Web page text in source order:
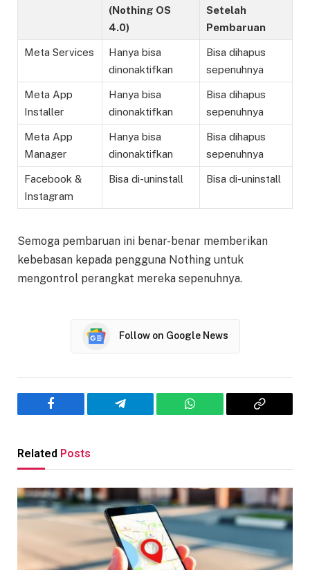
(Nothing OS
4.0)
Setelah
Pembaruan
Meta Services
Hanya bisa
dinonaktifkan
Bisa dihapus
sepenuhnya
Meta App
Installer
Hanya bisa
dinonaktifkan
Bisa dihapus
sepenuhnya
Meta App
Manager
Hanya bisa
dinonaktifkan
Bisa dihapus
sepenuhnya
Facebook &
Instagram
Bisa di-uninstall Bisa di-uninstall
Semoga pembaruan ini benar-benar memberikan
kebebasan kepada pengguna Nothing untuk
mengontrol perangkat mereka sepenuhnya.
Follow on Google News
Facebook Telegram WhatsApp
Copy
Related Posts